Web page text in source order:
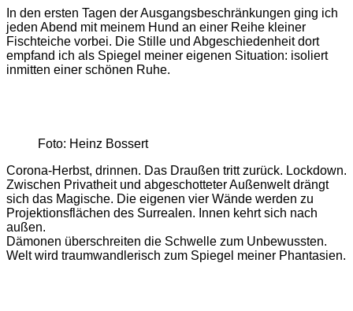
In den ersten Tagen der Ausgangsbeschränkungen ging ich
jeden Abend mit meinem Hund an einer Reihe kleiner
Fischteiche vorbei. Die Stille und Abgeschiedenheit dort
empfand ich als Spiegel meiner eigenen Situation: isoliert
inmitten einer schönen Ruhe.
Foto: Heinz Bossert
Corona-Herbst, drinnen. Das Draußen tritt zurück. Lockdown.
Zwischen Privatheit und abgeschotteter Außenwelt drängt
sich das Magische. Die eigenen vier Wände werden zu
Projektionsflächen des Surrealen. Innen kehrt sich nach
außen.
Dämonen überschreiten die Schwelle zum Unbewussten.
Welt wird traumwandlerisch zum Spiegel meiner Phantasien.